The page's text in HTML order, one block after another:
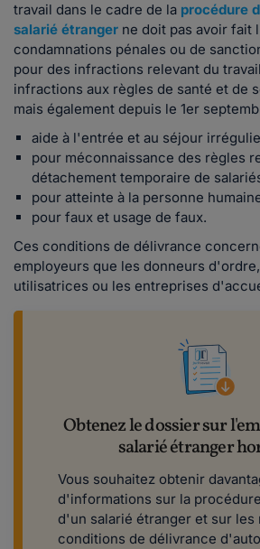
travail dans le cadre de la procédure
salarié étranger ne doit pas avoir fait
condamnations pénales ou de
pour des infractions relevant du
infractions aux règles de santé et de
mais également depuis le 1er
aide à l'entrée et au séjour
pour méconnaissance des règles
détachement temporaire de
pour atteinte à la personne
pour faux et usage de faux.
Ces conditions de délivrance
employeurs que les donneurs
utilisatrices ou les entreprises
Obtenez le dossier sur
salarié étranger
Vous souhaitez obtenir
d'informations sur la
d'un salarié étranger et sur les
conditions de délivrance